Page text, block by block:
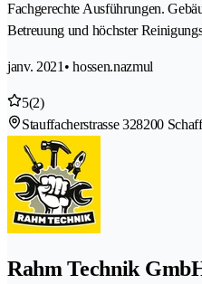
Fachgerechte Ausführungen.
Betreuung und höchster
janv. 2021 • hossen.nazmul
5(2)
Stauffacherstrasse 328200
Rahm Technik